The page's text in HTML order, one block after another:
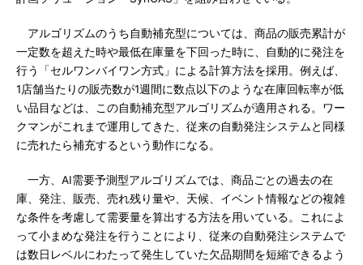
アルゴリズムのうち自動補充型については、商品の販売累計が
一定数を超えた時や最低在庫量を下回った時に、自動的に発注を
行う「セルワンバイワン方式」による計算方法を採用。例えば、
1店舗当たりの販売数が1週間に数点以下のような在庫回転率が低
い品目などは、この自動補充型アルゴリズムが適用される。ワー
クマンがこれまで運用してきた、従来の自動発注システムと同様
に売れたら補充するという動作になる。
一方、AI需要予測型アルゴリズムでは、商品ごとの過去の在
庫、発注、販売、売れ残り量や、天候、イベント情報などの複雑
な条件を考慮して需要量を算出する方法を用いている。これによ
って小まめな発注を行うことにより、従来の自動発注システムで
は数日レベルにわたって発生していた欠品期間を短縮できるよう